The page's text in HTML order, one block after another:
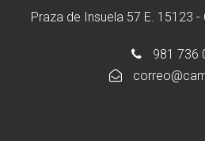
Praza de Insuela 57 E. 15123 -
981 736